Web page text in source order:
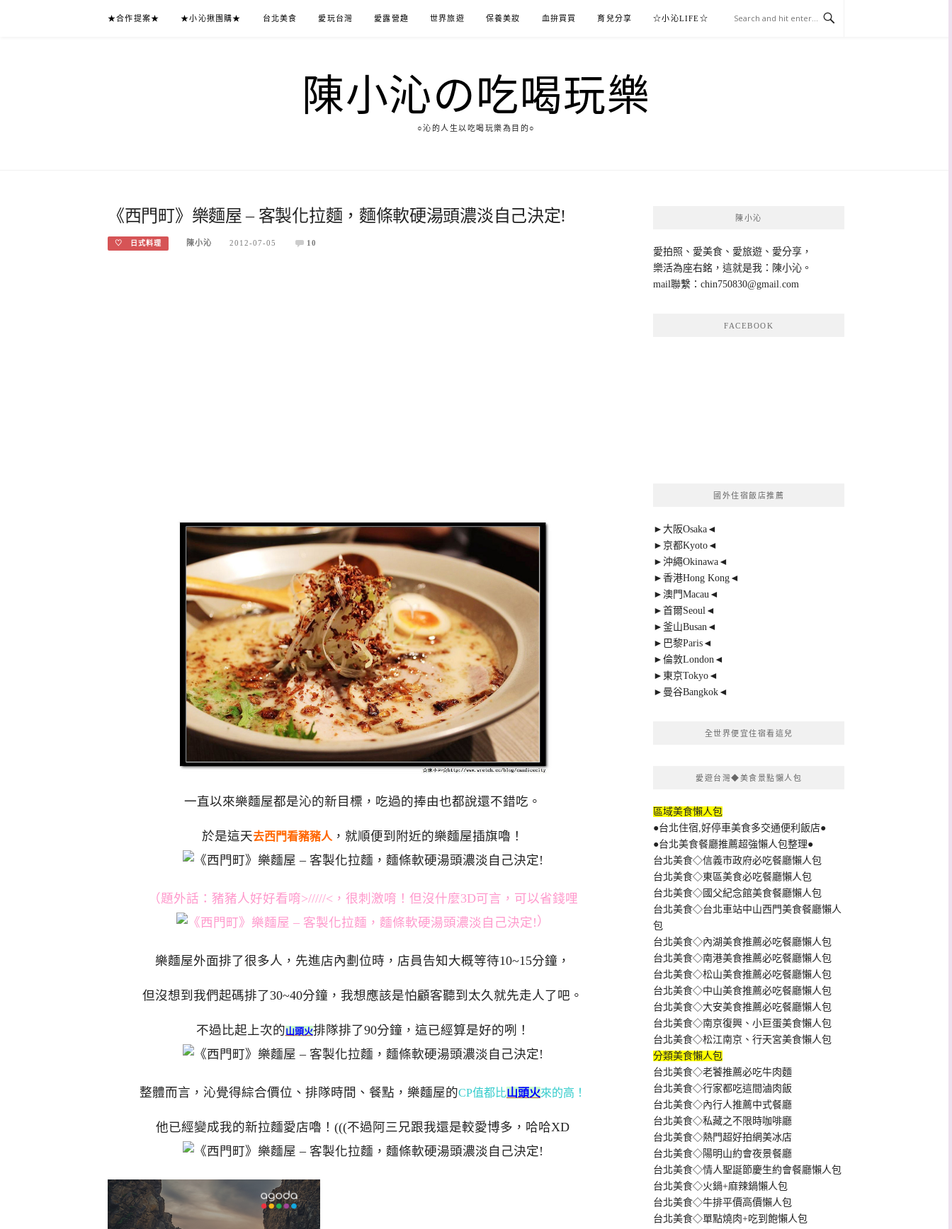
★合作提案★ ★小沁揪團購★ 台北美食 愛玩台灣 愛露營趣 世界旅遊 保養美妝 血拚買買 育兒分享 ☆小沁LIFE☆
陳小沁の吃喝玩樂
○沁的人生以吃喝玩樂為目的○
《西門町》樂麵屋 – 客製化拉麵，麵條軟硬湯頭濃淡自己決定!
♡ 日式料理 陳小沁 2012-07-05 10
一直以來樂麵屋都是沁的新目標，吃過的捧由也都說還不錯吃。
於是這天去西門看豬豬人 ，就順便到附近的樂麵屋插旗嚕！
（題外話：豬豬人好好看唷>/////<，很刺激唷！但沒什麼3D可言，可以省錢哩
）
樂麵屋外面排了很多人，先進店內劃位時，店員告知大概等待10~15分鐘，
但沒想到我們起碼排了30~40分鐘，我想應該是怕顧客聽到太久就先走人了吧。
不過比起上次的山頭火排隊排了90分鐘，這已經算是好的咧！
整體而言，沁覺得綜合價位、排隊時間、餐點，樂麵屋的CP值都比山頭火來的高！
他已經變成我的新拉麵愛店嚕！(((不過阿三兄跟我還是較愛博多，哈哈XD
陳小沁
愛拍照、愛美食、愛旅遊、愛分享，
樂活為座右銘，這就是我：陳小沁。
mail聯繫： chin750830@gmail.com
FACEBOOK
國外住宿飯店推薦
►大阪Osaka◄
►京都Kyoto◄
►沖繩Okinawa◄
►香港Hong Kong◄
►澳門Macau◄
►首爾Seoul◄
►釜山Busan◄
►巴黎Paris◄
►倫敦London◄
►東京Tokyo◄
►曼谷Bangkok◄
全世界便宜住宿看這兒
愛遊台灣◆美食景點懶人包
區域美食懶人包
●台北住宿,好停車美食多交通便利飯店●
●台北美食餐廳推薦超強懶人包整理●
台北美食◇信義市政府必吃餐廳懶人包
台北美食◇東區美食必吃餐廳懶人包
台北美食◇國父紀念館美食餐廳懶人包
台北美食◇台北車站中山西門美食餐廳懶人
包
台北美食◇內湖美食推薦必吃餐廳懶人包
台北美食◇南港美食推薦必吃餐廳懶人包
台北美食◇松山美食推薦必吃餐廳懶人包
台北美食◇中山美食推薦必吃餐廳懶人包
台北美食◇大安美食推薦必吃餐廳懶人包
台北美食◇南京復興、小巨蛋美食懶人包
台北美食◇松江南京、行天宮美食懶人包
分類美食懶人包
台北美食◇老饕推薦必吃牛肉麵
台北美食◇行家都吃這間滷肉飯
台北美食◇內行人推薦中式餐廳
台北美食◇私藏之不限時咖啡廳
台北美食◇熱門超好拍網美冰店
台北美食◇陽明山約會夜景餐廳
台北美食◇情人聖誕節慶生約會餐廳懶人包
台北美食◇火鍋+麻辣鍋懶人包
台北美食◇牛排平價高價懶人包
台北美食◇單點燒肉+吃到飽懶人包